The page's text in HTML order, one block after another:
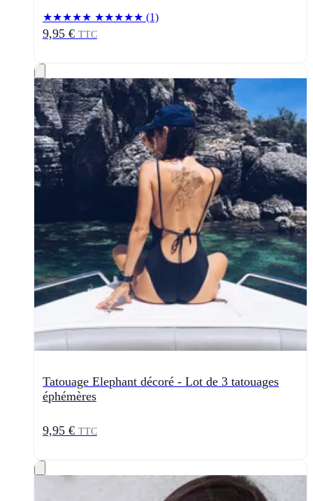
★★★★★ ★★★★★ (1)
9,95 € TTC
Tatouage Elephant décoré - Lot de 3 tatouages
éphémères
9,95 € TTC